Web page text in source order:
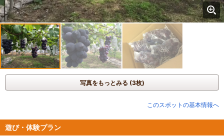
写真をもっとみる (3枚)
このスポットの基本情報へ
遊び・体験プラン